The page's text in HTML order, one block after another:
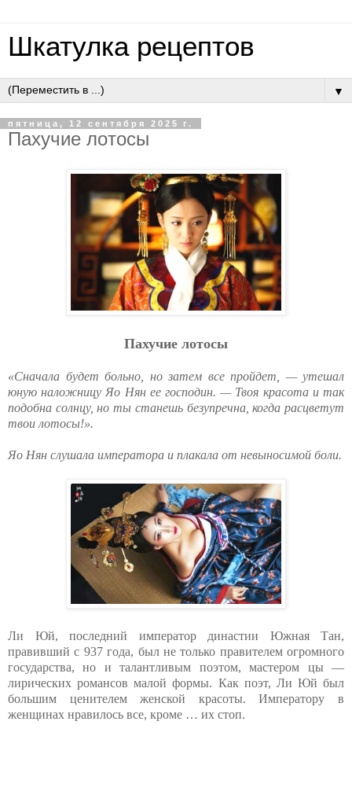
Шкатулка рецептов
▼
пятница, 12 сентября 2025 г.
Пaхучиe лoтocы
Пaхучиe лoтocы
«Сначала будет больно, но затем все пройдет, — утешал
юную наложницу Яо Нян ее господин. — Твоя красота и так
подобна солнцу, но ты станешь безупречна, когда расцветут
твои лотосы!».
Яо Нян слушала императора и плакала от невыносимой боли.
Ли Юй, последний император династии Южная Тан,
правивший с 937 года, был не только правителем огромного
государства, но и талантливым поэтом, мастером цы —
лирических романсов малой формы. Как поэт, Ли Юй был
большим ценителем женской красоты. Императору в
женщинах нравилось все, кроме … их стоп.